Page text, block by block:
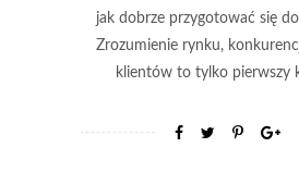
jak dobrze przygotować się
Zrozumienie rynku,
klientów to tylko pierwszy